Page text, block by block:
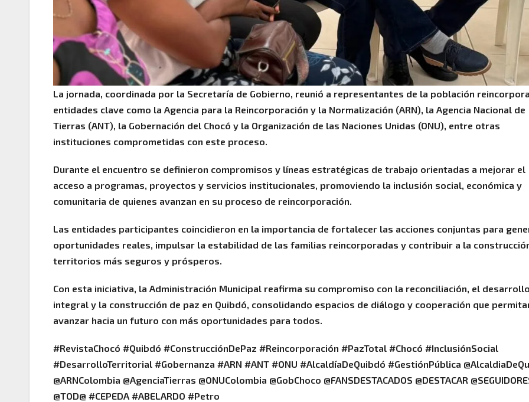
La jornada, coordinada por la Secretaría de Gobierno, reunió a representantes de la población
entidades clave como la Agencia para la Reincorporación y la Normalización (ARN), la Agencia Nacional de
Tierras (ANT), la Gobernación del Chocó y la Organización de las Naciones Unidas (ONU), entre otras
instituciones comprometidas con este proceso.
Durante el encuentro se definieron compromisos y líneas estratégicas de trabajo orientadas a mejorar el
acceso a programas, proyectos y servicios institucionales, promoviendo la inclusión social, económica y
comunitaria de quienes avanzan en su proceso de reincorporación.
Las entidades participantes coincidieron en la importancia de fortalecer las acciones conjuntas para
oportunidades reales, impulsar la estabilidad de las familias reincorporadas y contribuir a la
territorios más seguros y prósperos.
Con esta iniciativa, la Administración Municipal reafirma su compromiso con la reconciliación, el desarrollo
integral y la construcción de paz en Quibdó, consolidando espacios de diálogo y cooperación que
avanzar hacia un futuro con más oportunidades para todos.
#RevistaChocó #Quibdó #ConstrucciónDePaz #Reincorporación #PazTotal #Chocó #InclusiónSocial
#DesarrolloTerritorial #Gobernanza #ARN #ANT #ONU #AlcaldíaDeQuibdó #GestiónPública
@ARNColombia @AgenciaTierras @ONUColombia @GobChoco @FANSDESTACADOS @DESTACAR
@TOD@ #CEPEDA #ABELARDO #Petro